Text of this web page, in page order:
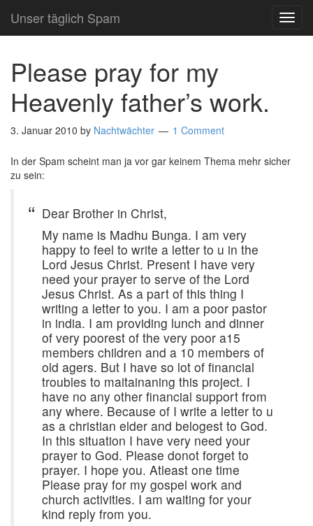
Unser täglich Spam
Please pray for my
Heavenly father’s work.
3. Januar 2010 by Nachtwächter 1 Comment
In der Spam scheint man ja vor gar keinem Thema mehr sicher
zu sein:
Dear Brother in Christ,
My name is Madhu Bunga. I am very
happy to feel to write a letter to u in the
Lord Jesus Christ. Present I have very
need your prayer to serve of the Lord
Jesus Christ. As a part of this thing I
writing a letter to you. I am a poor pastor
in india. I am providing lunch and dinner
of very poorest of the very poor a15
members children and a 10 members of
old agers. But I have so lot of financial
troubles to maitainaning this project. I
have no any other financial support from
any where. Because of I write a letter to u
as a christian elder and belogest to God.
In this situation I have very need your
prayer to God. Please donot forget to
prayer. I hope you. Atleast one time
Please pray for my gospel work and
church activities. I am waiting for your
kind reply from you.